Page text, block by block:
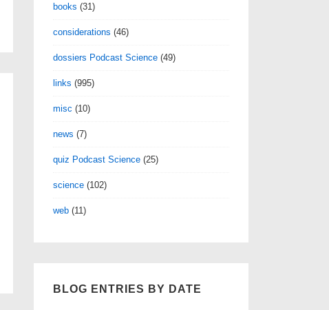
books (31)
considerations (46)
dossiers Podcast Science (49)
links (995)
misc (10)
news (7)
quiz Podcast Science (25)
science (102)
web (11)
BLOG ENTRIES BY DATE